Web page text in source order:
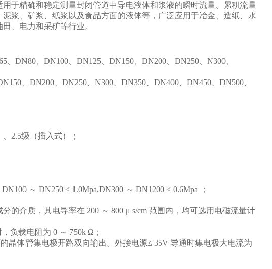
于精确和稳定测量封闭管道中导电液体和浆液的瞬时流量、累积流量
浆、矿浆、纸浆以及食品方面的液体等，广泛应用于冶金、造纸、水
、电力和采矿等行业。
DN80、DN100、DN125、DN150、DN200、DN250、N300、
、DN200、DN250、N300、DN350、DN400、DN450、DN500、
2.5级（插入式）；
～ DN250 ≤ 1.0Mpa,DN300 ～ DN1200 ≤ 0.6Mpa ；
的介质，其电导率在 200 ～ 800 μ s/cm 范围内，均可选用电磁流量计
负载电阻为 0 ～ 750k Ω；
晶体管集电极开路双向输出。外接电源≤ 35V 导通时集电极大电流为